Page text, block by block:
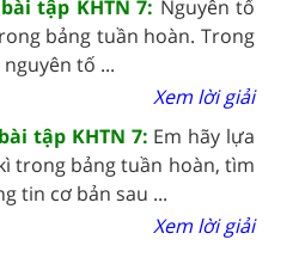
tập KHTN 7: Nguyên tố
bảng tuần hoàn. Trong
tố ...
Xem lời giải
tập KHTN 7: Em hãy lựa
trong bảng tuần hoàn, tìm
tin cơ bản sau ...
Xem lời giải